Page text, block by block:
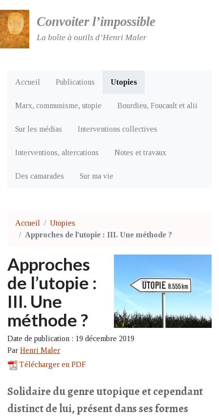
Convoiter l’impossible
La boîte à outils d’Henri Maler
Accueil Publications Utopies
Marx, communisme, utopie Bourdieu, Foucault et alii
Sur les médias Interventions collectives
Interventions, altercations Notes et travaux
Des camarades Sur ma vie
Accueil
Utopies
Approches de l’utopie : III. Une méthode ?
Approches
de l’utopie :
III. Une
méthode ?
Date de publication : 19 décembre 2019
Par Henri Maler
Télécharger en PDF
Solidaire du genre utopique et cependant
distinct de lui, présent dans ses formes